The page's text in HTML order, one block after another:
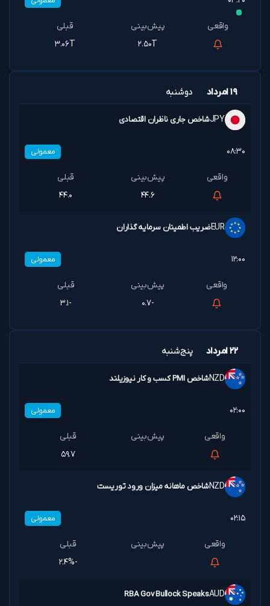
۲.۵۰T ۳.۰۶T
۱۹ امرداد دوشنبه
۰۸:۳۰
JPYشاخص جاری ناظران اقتصادی
معمولی
۴۴.۶ ۴۴.۰
۱۲:۰۰
EURضریب اطمینان سرمایه گذاران
معمولی
-۰.۷ -۳.۱
۲۲ امرداد پنج‌شنبه
۰۲:۰۰
NZDشاخص PMI کسب و کار نیوزیلند
معمولی
۵۹.۷
۰۲:۱۵
NZDشاخص ماهانه میزان ورود توریست
معمولی
-۲.۴%
AUD
RBA Gov Bullock Speaks